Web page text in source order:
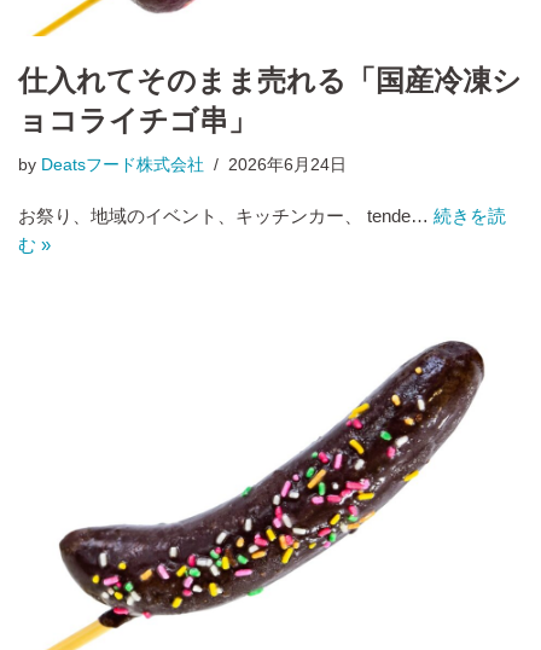
仕入れてそのまま売れる「国産冷凍シ
ョコライチゴ串」
by Deatsフード株式会社 2026年6月24日
お祭り、地域のイベント、キッチンカー、 tende… 続きを読
む »